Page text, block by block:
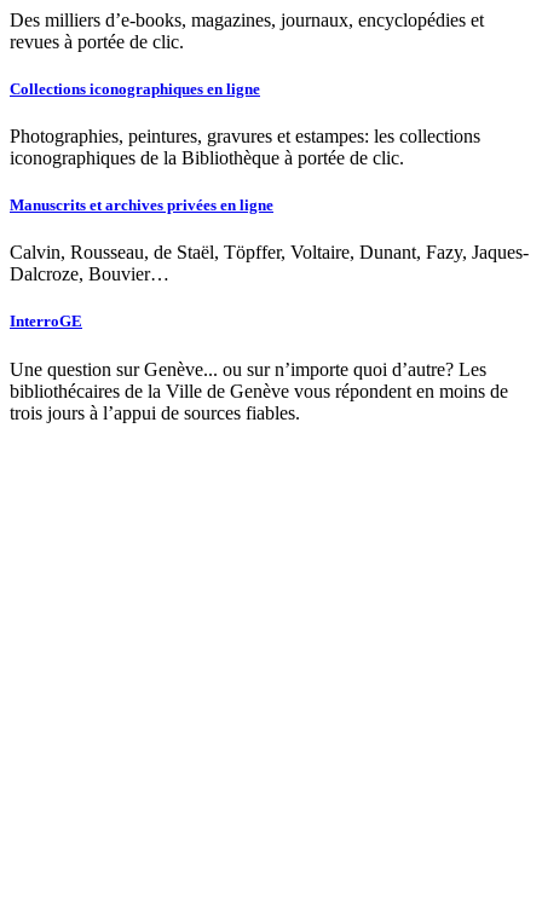
Des milliers d’e-books, magazines, journaux, encyclopédies et
revues à portée de clic.
Collections iconographiques en ligne
Photographies, peintures, gravures et estampes: les collections
iconographiques de la Bibliothèque à portée de clic.
Manuscrits et archives privées en ligne
Calvin, Rousseau, de Staël, Töpffer, Voltaire, Dunant, Fazy, Jaques-
Dalcroze, Bouvier…
InterroGE
Une question sur Genève... ou sur n’importe quoi d’autre? Les
bibliothécaires de la Ville de Genève vous répondent en moins de
trois jours à l’appui de sources fiables.